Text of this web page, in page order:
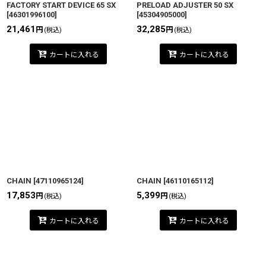
FACTORY START DEVICE 65 SX
[46301996100]
21,461 円 (税込)
カートに入れる
PRELOAD ADJUSTER 50 SX
[45304905000]
32,285 円 (税込)
カートに入れる
CHAIN [47110965124]
17,853 円 (税込)
カートに入れる
CHAIN [46110165112]
5,399円 (税込)
カートに入れる